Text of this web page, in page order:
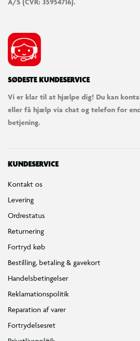
Bestilling, betaling & gavekort
Handelsbetingelser
Fortrydelsesret
Privatlivspolitik
e-mærket
Salling Group tilbagekaldelser
Ledige jobs
Min BR konto / login
Find din BR
Klub BR
Mærker
Tilbud på legetøj
Restsalg på legetøj
Gavevælger